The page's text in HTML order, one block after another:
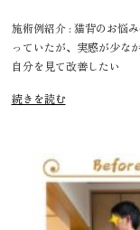
施術例紹介 : 猫背のお悩
っていたが、実感が少な
自分を見て改善したい
続きを読む